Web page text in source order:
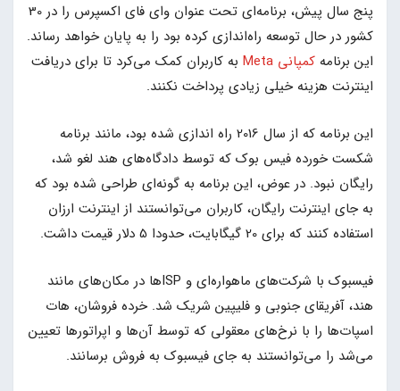
پنج سال پیش، برنامه‌ای تحت عنوان وای فای اکسپرس را در 30
کشور در حال توسعه راه‌اندازی کرده بود را به پایان خواهد رساند.
این برنامه کمپانی Meta
به کاربران کمک می‌کرد تا برای دریافت
اینترنت هزینه خیلی زیادی پرداخت نکنند.
این برنامه که از سال 2016 راه اندازی شده بود، مانند برنامه
شکست خورده فیس بوک که توسط دادگاه‌های هند لغو شد،
رایگان نبود. در عوض، این برنامه به گونه‌ای طراحی شده بود که
به جای اینترنت رایگان، کاربران می‌توانستند از اینترنت ارزان
استفاده کنند که برای 20 گیگابایت، حدودا 5 دلار قیمت داشت.
فیسبوک با شرکت‌های ماهواره‌ای و ISPها در مکان‌های مانند
هند، آفریقای جنوبی و فلیپین شریک شد. خرده فروشان، هات
اسپات‌ها را با نرخ‌های معقولی که توسط آن‌ها و اپراتورها تعیین
می‌شد را می‌توانستند به جای فیسبوک به فروش برسانند.